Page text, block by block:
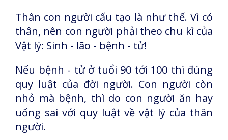
Thân con người cấu tạo là như thế. Vì có
thân, nên con người phải theo chu kì của
Vật lý: Sinh - lão - bệnh - tử!
Nếu bệnh - tử ở tuổi 90 tới 100 thì đúng
quy luật của đời người. Con người còn
nhỏ mà bệnh, thì do con người ăn hay
uống sai với quy luật về vật lý của thân
người.